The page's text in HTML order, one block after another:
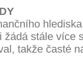
žádá stále více
takže časté